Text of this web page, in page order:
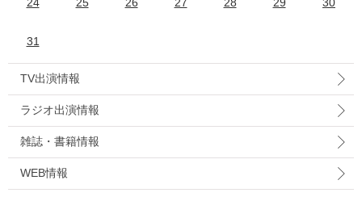
31
TV出演情報
ラジオ出演情報
雑誌・書籍情報
WEB情報